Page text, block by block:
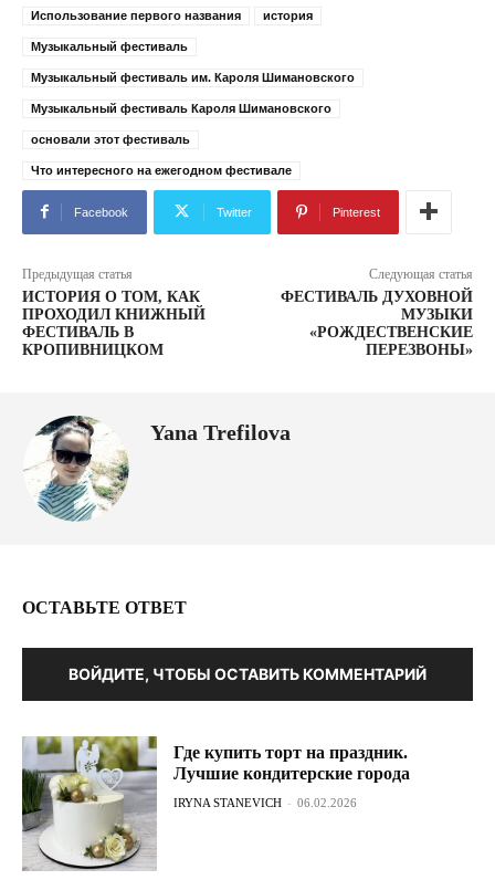
Использование первого названия история
Музыкальный фестиваль
Музыкальный фестиваль им. Кароля Шимановского
Музыкальный фестиваль Кароля Шимановского
основали этот фестиваль
Что интересного на ежегодном фестивале
Facebook Twitter Pinterest
Предыдущая статья
ИСТОРИЯ О ТОМ, КАК
ПРОХОДИЛ КНИЖНЫЙ
ФЕСТИВАЛЬ В
КРОПИВНИЦКОМ
Следующая статья
ФЕСТИВАЛЬ ДУХОВНОЙ
МУЗЫКИ
«РОЖДЕСТВЕНСКИЕ
ПЕРЕЗВОНЫ»
Yana Trefilova
ОСТАВЬТЕ ОТВЕТ
ВОЙДИТЕ, ЧТОБЫ ОСТАВИТЬ КОММЕНТАРИЙ
Где купить торт на праздник.
Лучшие кондитерские города
IRYNA STANEVICH - 06.02.2026